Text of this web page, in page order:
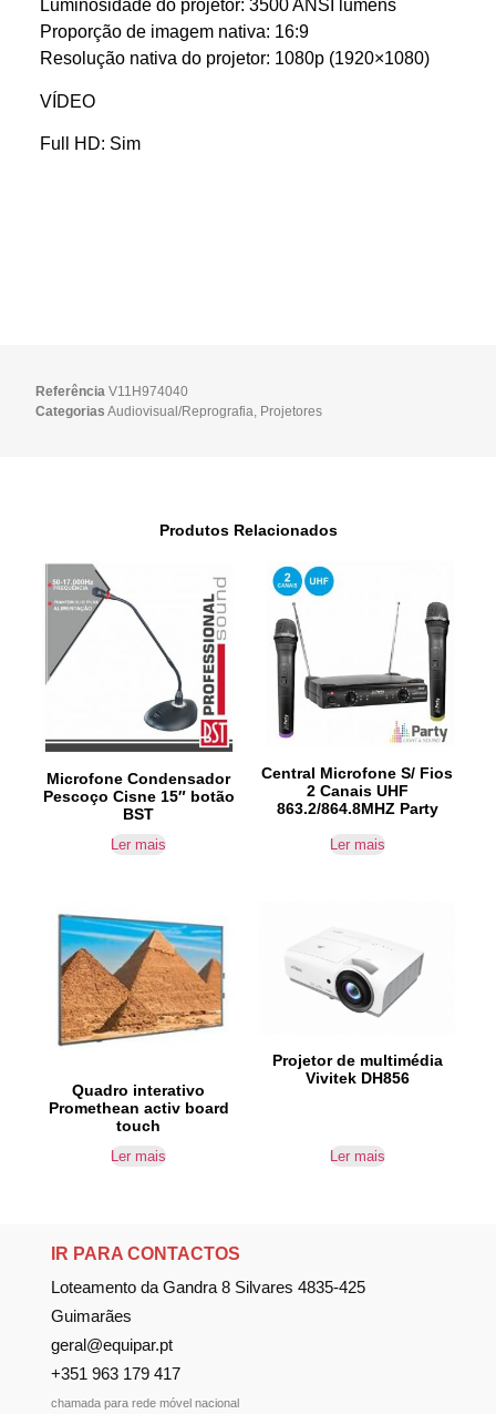
Luminosidade do projetor: 3500 ANSI lumens
Proporção de imagem nativa: 16:9
Resolução nativa do projetor: 1080p (1920×1080)
VÍDEO
Full HD: Sim
ReferênciaV11H974040
Categorias Audiovisual/Reprografia Projetores
Produtos Relacionados
Microfone Condensador
Pescoço Cisne 15″ botão
BST
Ler mais
Central Microfone S/ Fios
2 Canais UHF
863.2/864.8MHZ Party
Ler mais
Quadro interativo
Promethean activ board
touch
Ler mais
Projetor de multimédia
Vivitek DH856
Ler mais
IR PARA CONTACTOS
Loteamento da Gandra 8 Silvares 4835-425
Guimarães
geral@equipar.pt
+351 963 179 417
chamada para rede móvel nacional